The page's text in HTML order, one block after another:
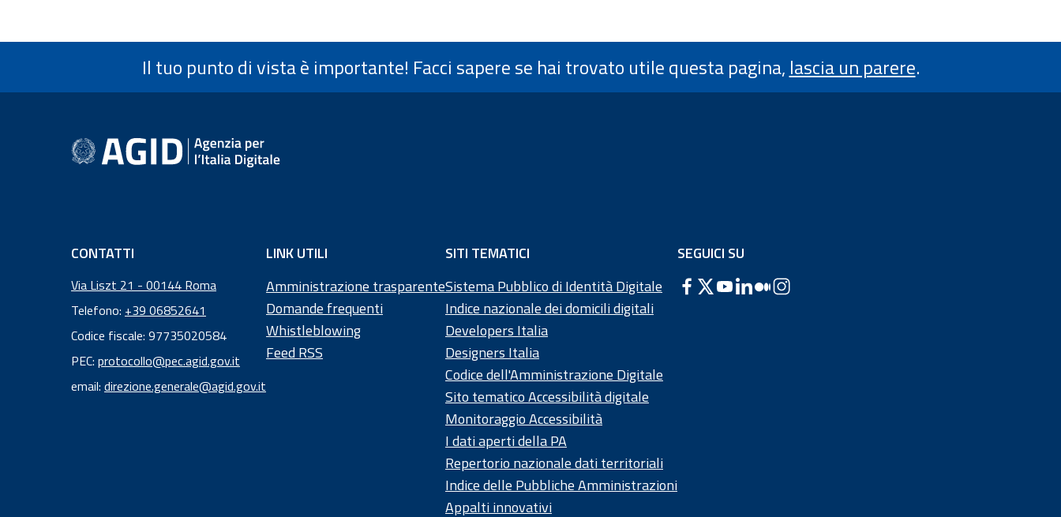
Il tuo punto di vista è importante! Facci sapere se hai trovato utile questa pagina, lascia un parere.
CONTATTI
Via Liszt 21 - 00144 Roma
Telefono: +39 06852641
Codice fiscale: 97735020584
Codice
fiscale:
97
PEC: protocollo@pec.agid.gov.it
email: direzione.generale@agid.gov.it
LINK UTILI
Amministrazione trasparente
Domande frequenti
Whistleblowing
Feed RSS
SITI TEMATICI
Sistema Pubblico di Identità Digitale
Indice nazionale dei domicili digitali
Developers Italia
Designers Italia
Codice dell'Amministrazione Digitale
Sito tematico Accessibilità digitale
Monitoraggio Accessibilità
I dati aperti della PA
Repertorio nazionale dati territoriali
Indice delle Pubbliche Amministrazioni
Appalti innovativi
SEGUICI SU